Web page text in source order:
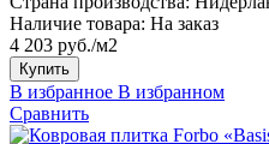
Наличие товара: На заказ
4 203 руб./м2
Купить
В избранное В избранном
Сравнить